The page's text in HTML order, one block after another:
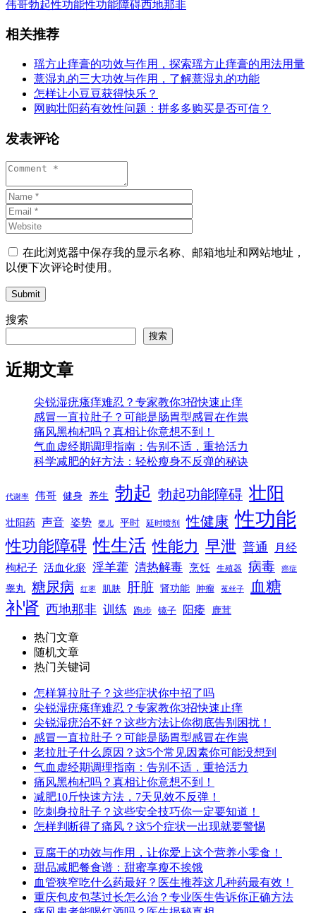
伟哥勃起性功能性功能障碍西地那非
相关推荐
瑶方止痒膏的功效与作用，探索瑶方止痒膏的用法用量
薏湿丸的三大功效与作用，了解薏湿丸的功能
怎样让小豆豆获得快乐？
网购壮阳药有效性问题：拼多多购买是否可信？
发表评论
在此浏览器中保存我的显示名称、邮箱地址和网站地址，
以便下次评论时使用。
Submit
搜索
搜索
近期文章
尖锐湿疣瘙痒难忍？专家教你3招快速止痒
感冒一直拉肚子？可能是肠胃型感冒在作祟
痛风黑枸杞吗？真相让你意想不到！
气血虚经期调理指南：告别不适，重拾活力
科学减肥的好方法：轻松瘦身不反弹的秘诀
代谢率 伟哥 健身 养生 勃起 勃起功能障碍 壮阳
壮阳药 声音 姿势 婴儿 平时 延时喷剂 性健康 性功能
性功能障碍 性生活 性能力 早泄 普通 月经
枸杞子 活血化瘀 淫羊藿 清热解毒 烹饪 生殖器 病毒 癌症
睾丸 糖尿病 红枣 肌肤 肝脏 肾功能 肿瘤 菟丝子 血糖
补肾 西地那非 训练 跑步 镜子 阳痿 鹿茸
热门文章
随机文章
热门关键词
怎样算拉肚子？这些症状你中招了吗
尖锐湿疣瘙痒难忍？专家教你3招快速止痒
尖锐湿疣治不好？这些方法让你彻底告别困扰！
感冒一直拉肚子？可能是肠胃型感冒在作祟
老拉肚子什么原因？这5个常见因素你可能没想到
气血虚经期调理指南：告别不适，重拾活力
痛风黑枸杞吗？真相让你意想不到！
减肥10斤快速方法，7天见效不反弹！
吃刺身拉肚子？这些安全技巧你一定要知道！
怎样判断得了痛风？这5个症状一出现就要警惕
豆腐干的功效与作用，让你爱上这个营养小零食！
甜品减肥餐食谱：甜蜜享瘦不挨饿
血管狭窄吃什么药最好？医生推荐这几种药最有效！
重庆包皮包茎过长怎么治？专业医生告诉你正确方法